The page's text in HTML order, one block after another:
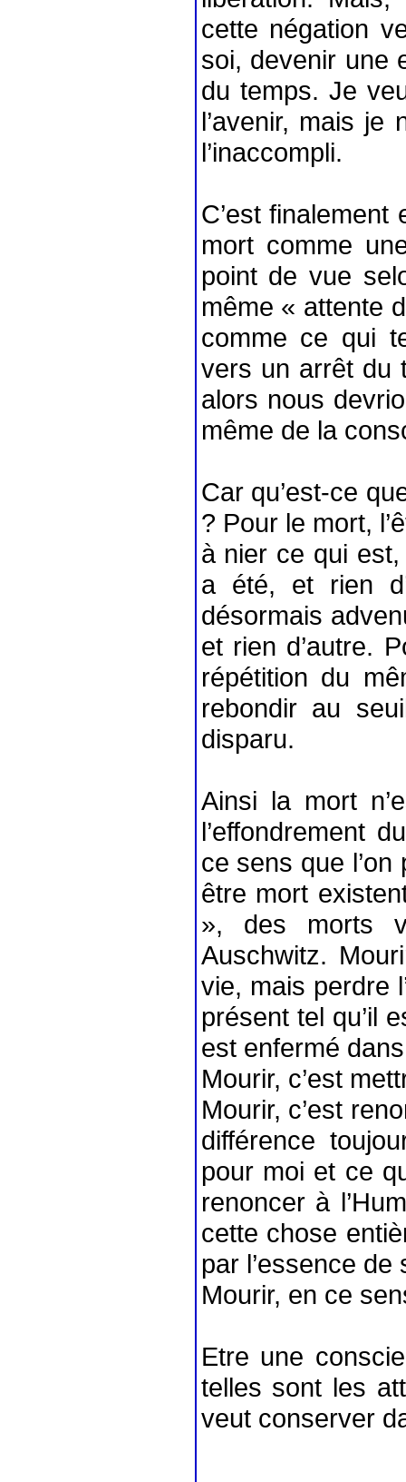
cette négation
soi, devenir une
du temps. Je
l’avenir, mais je
l’inaccompli.
C’est
mort comme
point de vue
même « attente
comme ce qui
vers un arrêt du
alors nous
même de la
Car qu’est-ce
? Pour le mort,
à nier ce qui est,
a été, et rien
désormais
et rien d’autre.
répétition du
rebondir au
disparu.
Ainsi la mort
l’effondrement
ce sens que
être mort
», des morts
Auschwitz.
vie, mais perdre
présent tel qu’il
est enfermé
Mourir, c’est
Mourir, c’est
différence
pour moi et ce
renoncer à
cette chose
par l’essence de
Mourir, en ce
Etre une
telles sont les
veut conserver